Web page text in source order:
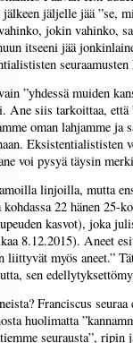
jäljelle jää ”se,
jokin vahinko,
itseeni jää
seuraamusten
”yhdessä muiden
Ane siis tarkoittaa, että
oman lahjamme ja
Eksistentialististen
voi pysyä täysin
linjoilla, mutta
22 hänen 25-
kasvot), joka
8.12.2015). Aneet
myös aneet.”
sen
Franciscus
huolimatta
seurausta”, ripin